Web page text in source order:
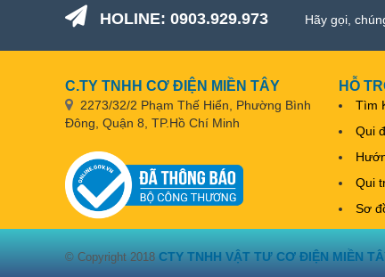
HOLINE: 0903.929.973 Hãy gọi,
C.TY TNHH CƠ ĐIỆN MIỀN TÂY
2273/32/2 Phạm Thế Hiển, Phường Bình
Đông, Quận 8, TP.Hồ Chí Minh
HỖ
Tìm
Qui
Qui
Sơ
© Copyright 2018 CTY TNHH VẬT TƯ CƠ ĐIỆN MIỀN